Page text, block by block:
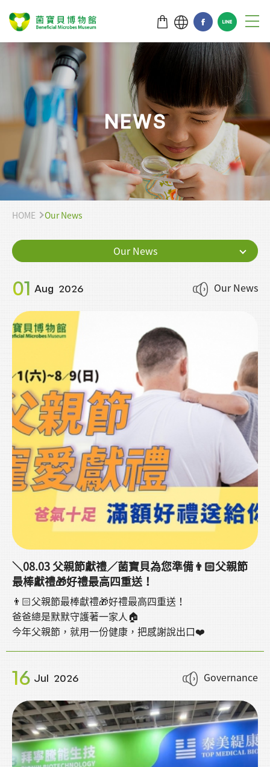
NEWS
HOME Our News
Our News
01 Aug 2026 Our News
＼08.03 父親節獻禮／菌寶貝為您準備👨🏻父親節
最棒獻禮🎁好禮最高四重送！
👨🏻父親節最棒獻禮🎁好禮最高四重送！
爸爸總是默默守護著一家人🏠
今年父親節，就用一份健康，把感謝說出口❤️
16 Jul 2026 Governance